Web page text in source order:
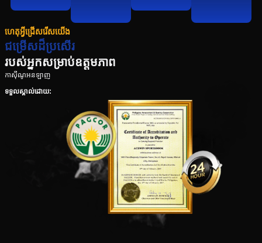
ហេតុអ្វីជ្រើសរើសយើង
ជម្រើសដ៏ប្រសើរ
របស់អ្នកសម្រាប់ឧត្តមភាព
កាស៊ីណូអនឡាញ
ទទួលស្គាល់ដោយ: